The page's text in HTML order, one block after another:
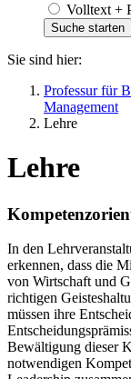
Volltext +
Sie sind hier:
Professur für
Management
Lehre
Lehre
In den
erkennen, dass die
von Wirtschaft und
richtigen
müssen ihre
Bewältigung dieser
notwendigen